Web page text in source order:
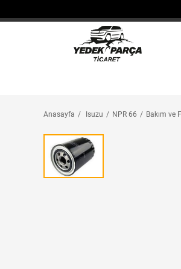
Anasayfa Isuzu NPR 66 Bakım ve